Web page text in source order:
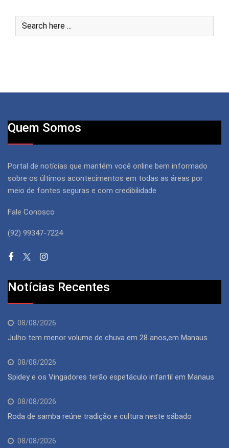
Quem Somos
Portal de notícias que mantém você online bem informado
sobre os últimos acontecimentos em todas as áreas por
meio de fontes seguras e com credibilidade
Fale Conosco
(92) 99347-7224
Notícias Recentes
08/08/2026
Julho tem menor volume de chuva em 28 anos,em Manaus
08/08/2026
Spidey e os Vingadores terão espetáculo infantil em Manaus
08/08/2026
Roda de samba reúne tradição e cultura neste sábado
08/08/2026